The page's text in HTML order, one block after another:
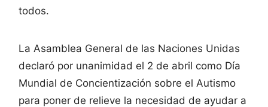
todos.
La Asamblea General de las Naciones Unidas
declaró por unanimidad el 2 de abril como Día
Mundial de Concientización sobre el Autismo
para poner de relieve la necesidad de ayudar a